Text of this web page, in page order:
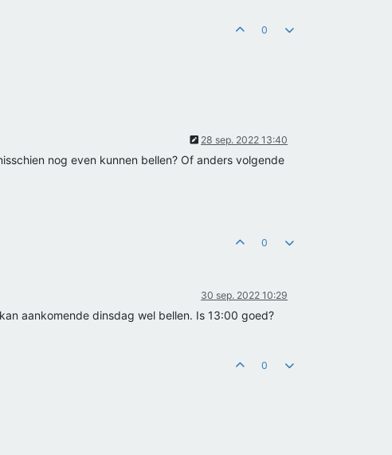
0
28 sep. 2022 13:40
nog even kunnen bellen? Of anders volgende
0
30 sep. 2022 10:29
aankomende dinsdag wel bellen. Is 13:00 goed?
0